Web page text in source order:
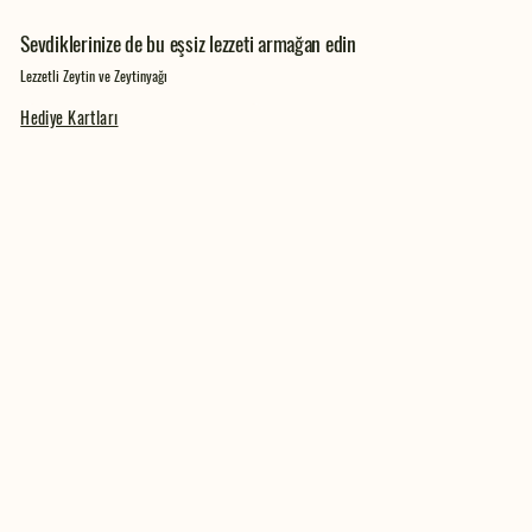
Sevdiklerinize de bu eşsiz lezzeti armağan edin
Lezzetli Zeytin ve Zeytinyağı
Hediye Kartları